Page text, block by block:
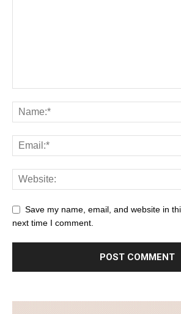
Save my name, email, and website in
next time I comment.